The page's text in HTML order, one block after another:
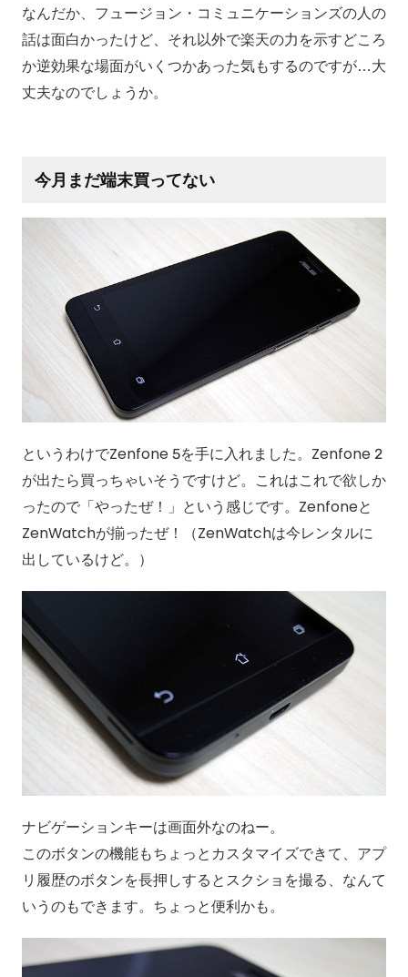
なんだか、フュージョン・コミュニケーションズの人の
話は面白かったけど、それ以外で楽天の力を示すどころ
か逆効果な場面がいくつかあった気もするのですが…大
丈夫なのでしょうか。
今月まだ端末買ってない
というわけでZenfone 5を手に入れました。Zenfone 2
が出たら買っちゃいそうですけど。これはこれで欲しか
ったので「やったぜ！」という感じです。Zenfoneと
ZenWatchが揃ったぜ！（ZenWatchは今レンタルに
出しているけど。）
ナビゲーションキーは画面外なのねー。
このボタンの機能もちょっとカスタマイズできて、アプ
リ履歴のボタンを長押しするとスクショを撮る、なんて
いうのもできます。ちょっと便利かも。